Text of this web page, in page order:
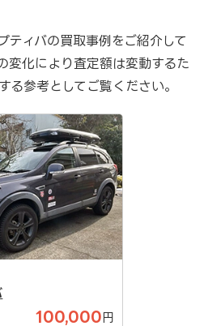
ティバの買取事例をご紹介して
変化により査定額は変動するた
る参考としてご覧ください。
100,000 円